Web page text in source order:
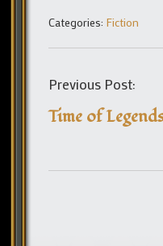
Categories: Fiction
Previous Post:
Time of